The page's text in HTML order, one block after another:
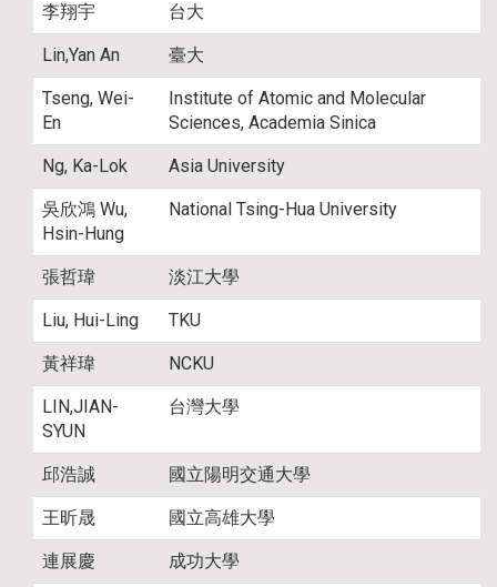
李翔宇 台大
Lin,Yan An 臺大
Tseng, Wei-
En
Institute of Atomic and Molecular
Sciences, Academia Sinica
Ng, Ka-Lok Asia University
吳欣鴻 Wu,
Hsin-Hung
National Tsing-Hua University
張哲瑋 淡江大學
Liu, Hui-Ling TKU
黃祥瑋 NCKU
LIN,JIAN-
SYUN
台灣大學
邱浩誠 國立陽明交通大學
王昕晟 國立高雄大學
連展慶 成功大學